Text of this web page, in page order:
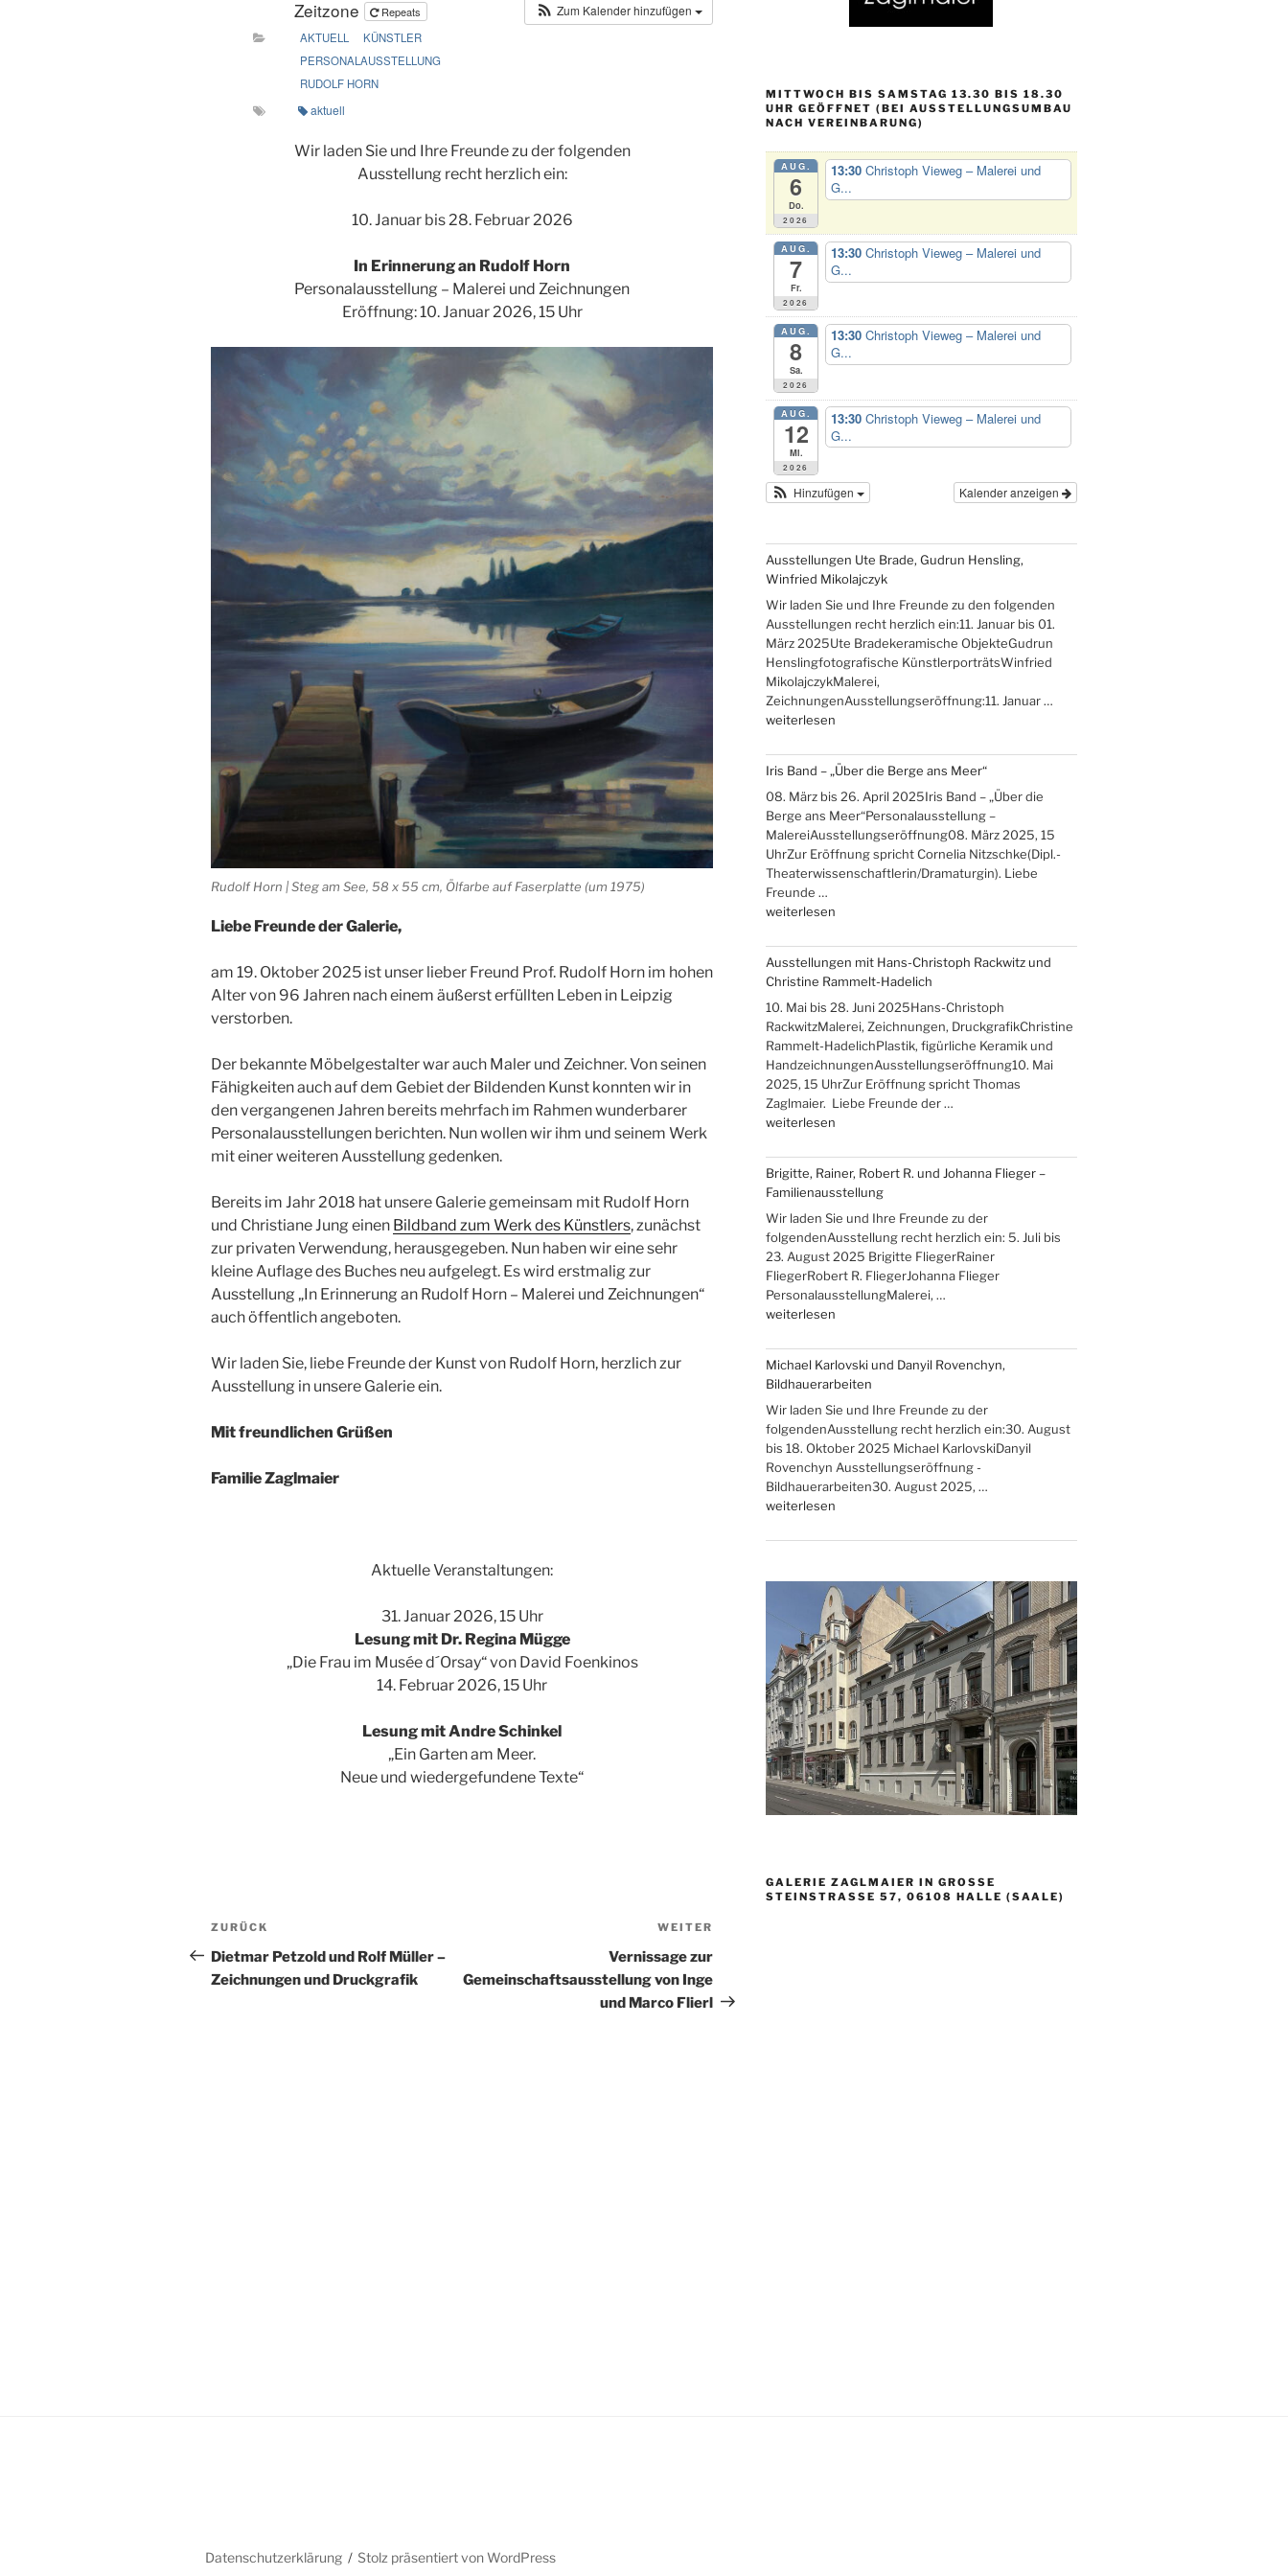
Zum Kalender hinzufügen
Zeitzone
Repeats
AKTUELL
KÜNSTLER
PERSONALAUSSTELLUNG
RUDOLF HORN
aktuell
Wir laden Sie und Ihre Freunde zu der folgenden
Ausstellung recht herzlich ein:
10. Januar bis 28. Februar 2026
In Erinnerung an Rudolf Horn
Personalausstellung – Malerei und Zeichnungen
Eröffnung: 10. Januar 2026, 15 Uhr
Rudolf Horn | Steg am See, 58 x 55 cm, Ölfarbe auf Faserplatte (um 1975)
Liebe Freunde der Galerie,
am 19. Oktober 2025 ist unser lieber Freund Prof. Rudolf Horn im hohen
Alter von 96 Jahren nach einem äußerst erfüllten Leben in Leipzig
verstorben.
Der bekannte Möbelgestalter war auch Maler und Zeichner. Von seinen
Fähigkeiten auch auf dem Gebiet der Bildenden Kunst konnten wir in
den vergangenen Jahren bereits mehrfach im Rahmen wunderbarer
Personalausstellungen berichten. Nun wollen wir ihm und seinem Werk
mit einer weiteren Ausstellung gedenken.
Bereits im Jahr 2018 hat unsere Galerie gemeinsam mit Rudolf Horn
und Christiane Jung einen Bildband zum Werk des Künstlers, zunächst
zur privaten Verwendung, herausgegeben. Nun haben wir eine sehr
kleine Auflage des Buches neu aufgelegt. Es wird erstmalig zur
Ausstellung „In Erinnerung an Rudolf Horn – Malerei und Zeichnungen“
auch öffentlich angeboten.
Wir laden Sie, liebe Freunde der Kunst von Rudolf Horn, herzlich zur
Ausstellung in unsere Galerie ein.
Mit freundlichen Grüßen
Familie Zaglmaier
Aktuelle Veranstaltungen:
31. Januar 2026, 15 Uhr
Lesung mit Dr. Regina Mügge
„Die Frau im Musée d´Orsay“ von David Foenkinos
14. Februar 2026, 15 Uhr
Lesung mit Andre Schinkel
„Ein Garten am Meer.
Neue und wiedergefundene Texte“
Beitragsnavigation
Vorheriger
Beitrag
ZURÜCK
Dietmar Petzold und Rolf Müller –
Zeichnungen und Druckgrafik
Beitrag
WEITER
Vernissage zur
Gemeinschaftsausstellung von Inge
und Marco Flierl
MITTWOCH BIS SAMSTAG 13.30 BIS 18.30
UHR GEÖFFNET (BEI AUSSTELLUNGSUMBAU
NACH VEREINBARUNG)
AUG.
6
Do.
2026
13:30Christoph Vieweg – Malerei und
G...
AUG.
7
Fr.
2026
13:30Christoph Vieweg – Malerei und
G...
AUG.
8
Sa.
2026
13:30Christoph Vieweg – Malerei und
G...
AUG.
12
Mi.
2026
13:30Christoph Vieweg – Malerei und
G...
Kalender anzeigen
Hinzufügen
Ausstellungen Ute Brade, Gudrun Hensling,
Winfried Mikolajczyk
Wir laden Sie und Ihre Freunde zu den folgenden
Ausstellungen recht herzlich ein:11. Januar bis 01.
März 2025Ute Bradekeramische ObjekteGudrun
Henslingfotografische KünstlerporträtsWinfried
MikolajczykMalerei,
ZeichnungenAusstellungseröffnung:11. Januar …
„Ausstellungen
Brade,
Gudrun
Hensling,
Winfried
Mikolajczyk“
weiterlesen
Iris Band – „Über die Berge ans Meer“
08. März bis 26. April 2025Iris Band – „Über die
Berge ans Meer“Personalausstellung –
MalereiAusstellungseröffnung08. März 2025, 15
UhrZur Eröffnung spricht Cornelia Nitzschke(Dipl.-
Theaterwissenschaftlerin/Dramaturgin). Liebe
Freunde …
„Iris
–
„Über
die
Berge
ans
Meer““
weiterlesen
Ausstellungen mit Hans-Christoph Rackwitz und
Christine Rammelt-Hadelich
10. Mai bis 28. Juni 2025Hans-Christoph
RackwitzMalerei, Zeichnungen, DruckgrafikChristine
Rammelt-HadelichPlastik, figürliche Keramik und
HandzeichnungenAusstellungseröffnung10. Mai
2025, 15 UhrZur Eröffnung spricht Thomas
Zaglmaier. Liebe Freunde der …
„Ausstellungen
Hans-
Christoph
Rackwitz
und
Christine
Rammelt-
Hadelich“
weiterlesen
Brigitte, Rainer, Robert R. und Johanna Flieger –
Familienausstellung
Wir laden Sie und Ihre Freunde zu der
folgendenAusstellung recht herzlich ein: 5. Juli bis
23. August 2025 Brigitte FliegerRainer
FliegerRobert R. FliegerJohanna Flieger
PersonalausstellungMalerei, …
„Brigitte,
Robert
R.
und
Johanna
Flieger
–
Familienausstellung“
weiterlesen
Michael Karlovski und Danyil Rovenchyn,
Bildhauerarbeiten
Wir laden Sie und Ihre Freunde zu der
folgendenAusstellung recht herzlich ein:30. August
bis 18. Oktober 2025 Michael KarlovskiDanyil
Rovenchyn Ausstellungseröffnung -
Bildhauerarbeiten30. August 2025, …
„Michael
und
Rovenchyn,
Bildhauerarbeiten“
weiterlesen
GALERIE ZAGLMAIER IN GROSSE S
TEINSTRASSE 57, 06108 HALLE (SAALE)
Datenschutzerklärung Stolz präsentiert von WordPress